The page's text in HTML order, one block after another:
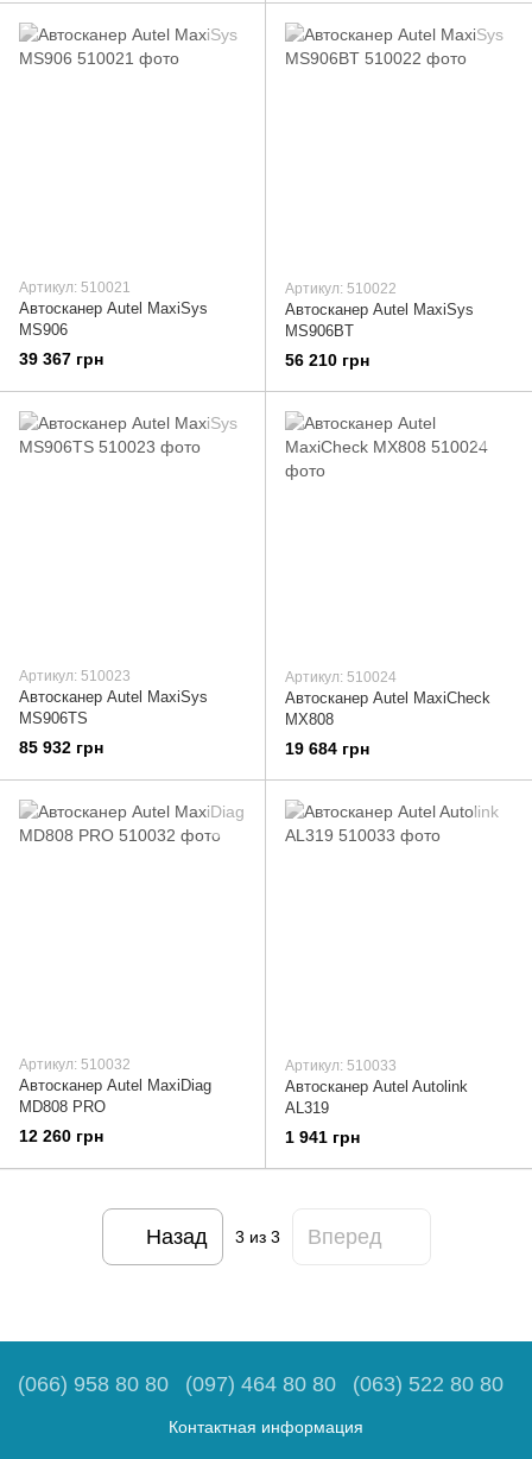
Артикул: 510021
Автосканер Autel MaxiSys
MS906
39 367 грн
Артикул: 510022
Автосканер Autel MaxiSys
MS906BT
56 210 грн
Артикул: 510023
Автосканер Autel MaxiSys
MS906TS
85 932 грн
Артикул: 510024
Автосканер Autel MaxiCheck
MX808
19 684 грн
Артикул: 510032
Автосканер Autel MaxiDiag
MD808 PRO
12 260 грн
Артикул: 510033
Автосканер Autel Autolink
AL319
1 941 грн
Назад 3 из 3 Вперед
(066) 958 80 80 (097) 464 80 80 (063) 522 80 80
Контактная информация